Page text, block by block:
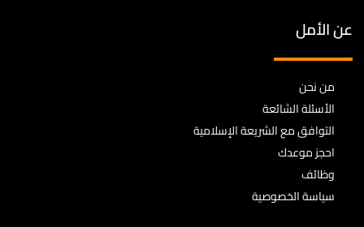
عن الأمل
من نحن
الأسئلة الشائعة
التوافق مع الشريعة الإسلامية
احجز موعدك
وظائف
سياسة الخصوصية